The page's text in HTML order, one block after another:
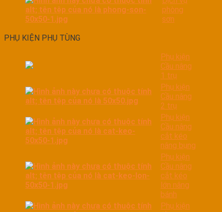
phòng
sơn
PHỤ KIỆN PHỤ TÙNG
Phụ kiện
Cầu nâng
1 trụ
Phụ kiện
Cầu nâng
2 trụ
Phụ kiện
Cầu nâng
cắt kéo
nâng bụng
Phụ kiện
Cầu nâng
cắt kéo
lớn nâng
bánh
Phụ kiện